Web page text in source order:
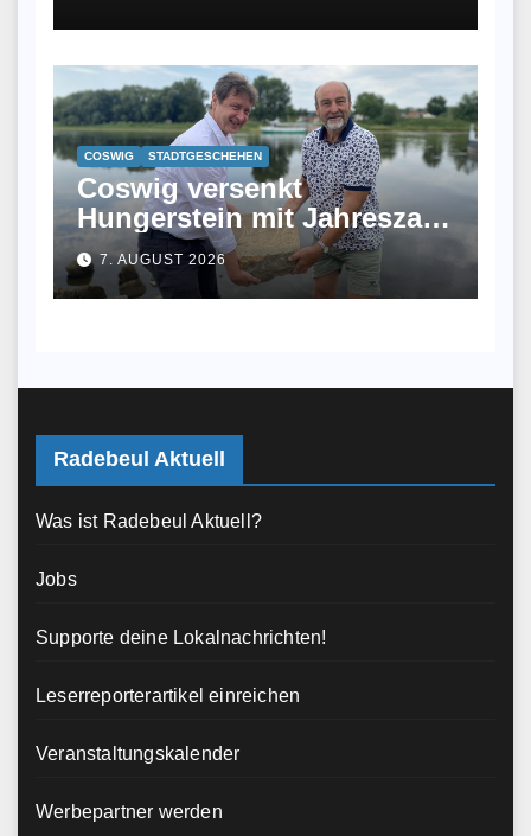
COSWIG STADTGESCHEHEN
Coswig versenkt
Hungerstein mit Jahreszahl
2026 in der Elbe
7. AUGUST 2026
Radebeul Aktuell
Was ist Radebeul Aktuell?
Jobs
Supporte deine Lokalnachrichten!
Leserreporterartikel einreichen
Veranstaltungskalender
Werbepartner werden